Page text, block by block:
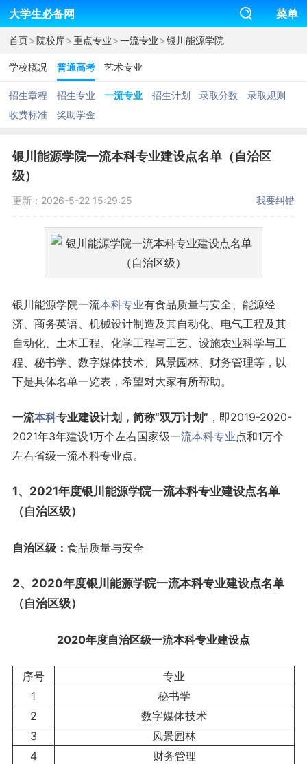
大学生必备网 菜单
首页>院校库>重点专业>一流专业>银川能源学院
学校概况 普通高考 艺术专业
招生章程 招生专业 一流专业 招生计划 录取分数
录取规则
收费标准
奖助学金
银川能源学院一流本科专业建设点名单（自治区
级）
更新：2026-5-22 15:29:25 我要纠错
银川能源学院一流本科专业有食品质量与安全、能源经
济、商务英语、机械设计制造及其自动化、电气工程及其
自动化、土木工程、化学工程与工艺、设施农业科学与工
程、秘书学、数字媒体技术、风景园林、财务管理等，以
下是具体名单一览表，希望对大家有所帮助。
一流本科专业建设计划，简称“双万计划” ，即2019-2020-
2021年3年建设1万个左右国家级一流本科专业点和1万个
左右省级一流本科专业点。
1、2021年度银川能源学院一流本科专业建设点名单
（自治区级）
自治区级： 食品质量与安全
2、2020年度银川能源学院一流本科专业建设点名单
（自治区级）
2020年度自治区级一流本科专业建设点
序号
专业
1
秘书学
2
数字媒体技术
3
风景园林
4
财务管理